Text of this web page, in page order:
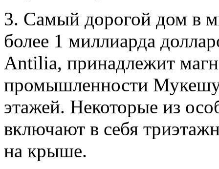
3. Самый дорогой дом в
более 1 миллиарда
Antilia, принадлежит
промышленности
этажей. Некоторые из
включают в себя
на крыше.